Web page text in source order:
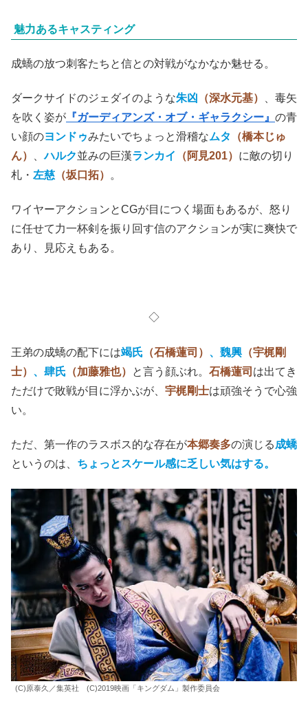
魅力あるキャスティング
成蟜の放つ刺客たちと信との対戦がなかなか魅せる。
ダークサイドのジェダイのような朱凶 （深水元基）
、毒矢
を吹く姿が 『ガーディアンズ・オブ・ギャラクシー』 の青
い顔のヨンドゥみたいでちょっと滑稽なムタ
（橋本じゅ
ん）
、ハルク並みの巨漢ランカイ （阿見201） に敵の切り
札・ 左慈 （坂口拓） 。
ワイヤーアクションとCGが目につく場面もあるが、怒り
に任せて力一杯剣を振り回す信のアクションが実に爽快で
あり、見応えもある。
◇
王弟の成蟜の配下には竭氏 （石橋蓮司） 、魏興 （宇梶剛
士） 、肆氏 （加藤雅也） と言う顔ぶれ。 石橋蓮司 は出てき
ただけで敗戦が目に浮かぶが、 宇梶剛士は頑強そうで心強
い。
ただ、第一作のラスボス的な存在が本郷奏多の演じる成蟜
というのは、 ちょっとスケール感に乏しい気はする。
(C)原泰久／集英社 (C)2019映画「キングダム」製作委員会